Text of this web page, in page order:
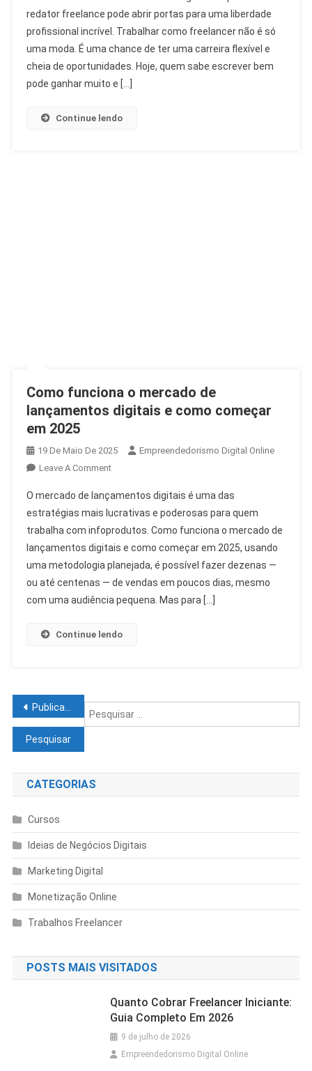
redator freelance pode abrir portas para uma liberdade
profissional incrível. Trabalhar como freelancer não é só
uma moda. É uma chance de ter uma carreira flexível e
cheia de oportunidades. Hoje, quem sabe escrever bem
pode ganhar muito e […]
Continue lendo
Como funciona o mercado de
lançamentos digitais e como começar
em 2025
19 De Maio De 2025
Empreendedorismo Digital Online
Leave A Comment
O mercado de lançamentos digitais é uma das
estratégias mais lucrativas e poderosas para quem
trabalha com infoprodutos. Como funciona o mercado de
lançamentos digitais e como começar em 2025, usando
uma metodologia planejada, é possível fazer dezenas —
ou até centenas — de vendas em poucos dias, mesmo
com uma audiência pequena. Mas para […]
Continue lendo
Publicações mais antigas
CATEGORIAS
Cursos
Ideias de Negócios Digitais
Marketing Digital
Monetização Online
Trabalhos Freelancer
POSTS MAIS VISITADOS
Quanto Cobrar Freelancer Iniciante:
Guia Completo Em 2026
9 de julho de 2026
Empreendedorismo Digital Online